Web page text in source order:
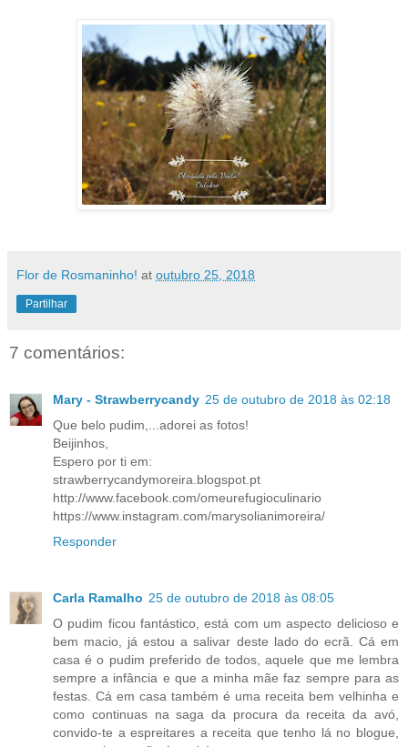
Flor de Rosmaninho! at outubro 25, 2018
Partilhar
7 comentários:
Mary - Strawberrycandy 25 de outubro de 2018 às 02:18
Que belo pudim,...adorei as fotos!
Beijinhos,
Espero por ti em:
strawberrycandymoreira.blogspot.pt
http://www.facebook.com/omeurefugioculinario
https://www.instagram.com/marysolianimoreira/
Responder
Carla Ramalho 25 de outubro de 2018 às 08:05
O pudim ficou fantástico, está com um aspecto delicioso e
bem macio, já estou a salivar deste lado do ecrã. Cá em
casa é o pudim preferido de todos, aquele que me lembra
sempre a infância e que a minha mãe faz sempre para as
festas. Cá em casa também é uma receita bem velhinha e
como continuas na saga da procura da receita da avó,
convido-te a espreitares a receita que tenho lá no blogue,